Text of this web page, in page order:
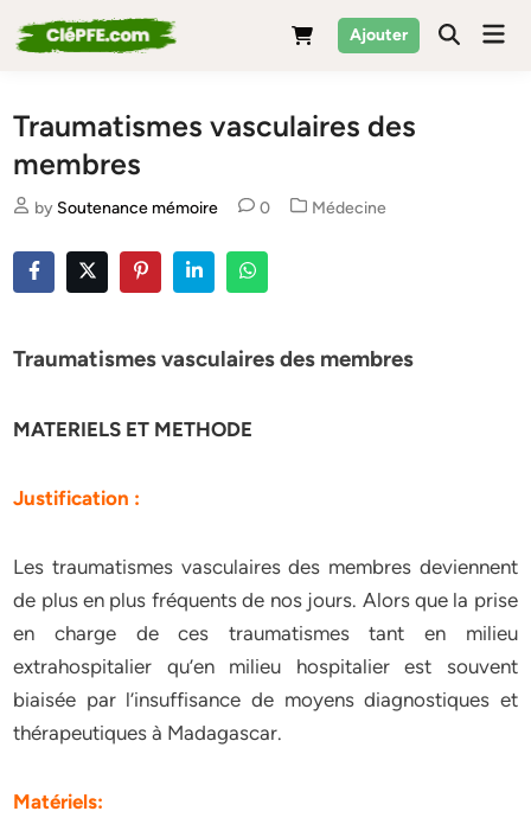
to
Ajouter
Traumatismes vasculaires des
membres
by Soutenance mémoire 0
Posted
Médecine
Traumatismes vasculaires des membres
MATERIELS ET METHODE
Justification :
Les traumatismes vasculaires des membres deviennent
de plus en plus fréquents de nos jours. Alors que la prise
en charge de ces traumatismes tant en milieu
extrahospitalier qu’en milieu hospitalier est souvent
biaisée par l’insuffisance de moyens diagnostiques et
thérapeutiques à Madagascar.
Matériels: